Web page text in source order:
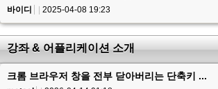
바이디
2025-04-08 19:23
강좌 & 어플리케이션 소개
크롬 브라우저 창을 전부 닫아버리는 단축키 ...